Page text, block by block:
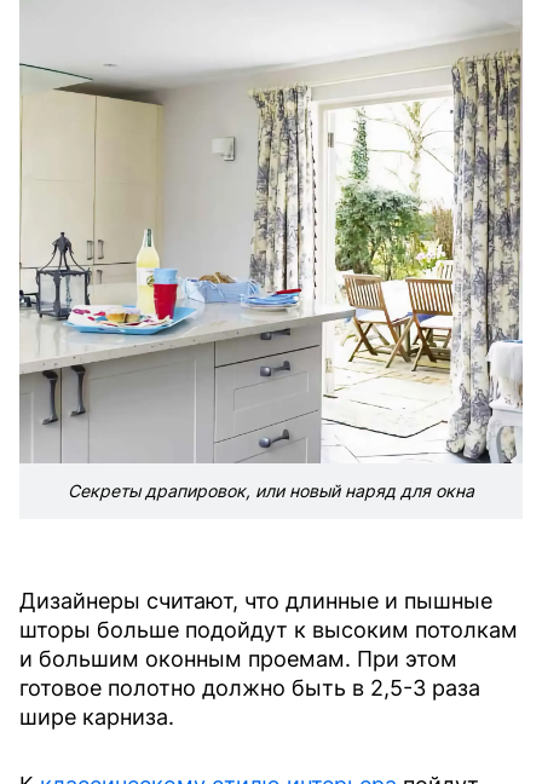
Секреты драпировок, или новый наряд для окна
Дизайнеры считают, что длинные и пышные
шторы больше подойдут к высоким потолкам
и большим оконным проемам. При этом
готовое полотно должно быть в 2,5-3 раза
шире карниза.